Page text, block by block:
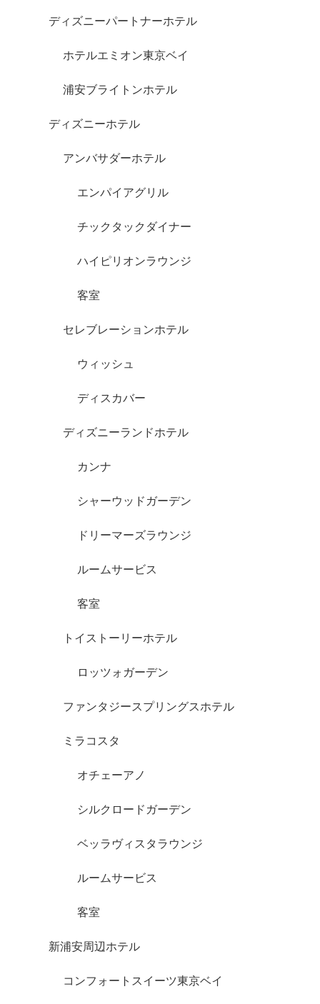
ディズニーパートナーホテル
ホテルエミオン東京ベイ
浦安ブライトンホテル
ディズニーホテル
アンバサダーホテル
エンパイアグリル
チックタックダイナー
ハイピリオンラウンジ
客室
セレブレーションホテル
ウィッシュ
ディスカバー
ディズニーランドホテル
カンナ
シャーウッドガーデン
ドリーマーズラウンジ
ルームサービス
客室
トイストーリーホテル
ロッツォガーデン
ファンタジースプリングスホテル
ミラコスタ
オチェーアノ
シルクロードガーデン
ベッラヴィスタラウンジ
ルームサービス
客室
新浦安周辺ホテル
コンフォートスイーツ東京ベイ